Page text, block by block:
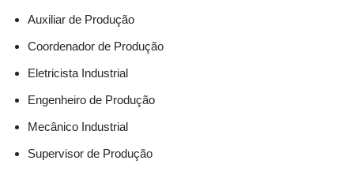
Auxiliar de Produção
Coordenador de Produção
Eletricista Industrial
Engenheiro de Produção
Mecânico Industrial
Supervisor de Produção